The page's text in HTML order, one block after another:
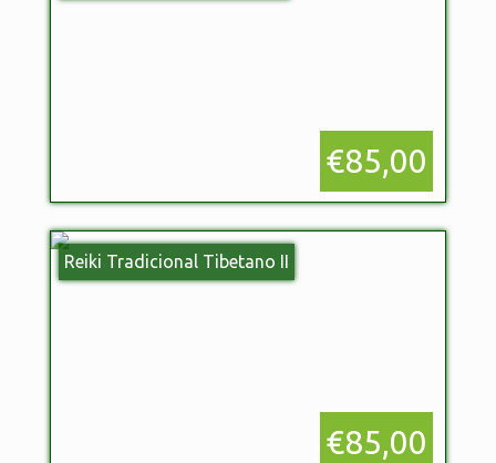
€85,00
Reiki Tradicional Tibetano II
€85,00